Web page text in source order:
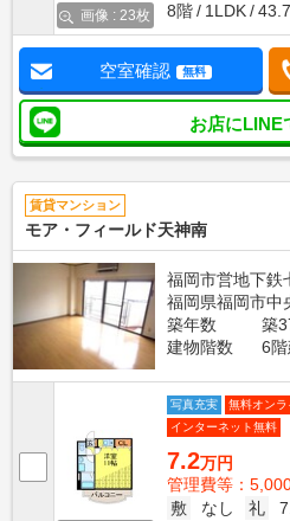
画像 : 23枚
8階
1LDK
空室確認 無料
お店にLINE
賃貸マンション
モア・フィールド天神南
福岡市営地下鉄
福岡県福岡市中
築年数
築
建物階数
6階
写真充実
無料オン
インターネット無料
7.2万円
管理費等：
敷
なし 礼